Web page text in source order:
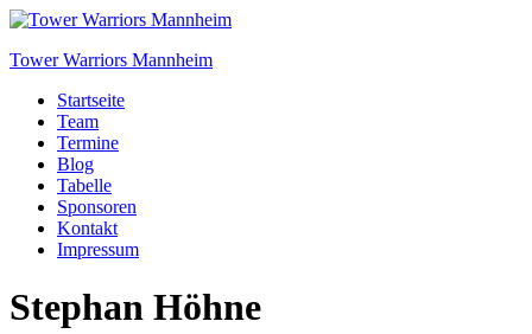
Tower Warriors Mannheim
Startseite
Team
Termine
Blog
Tabelle
Sponsoren
Kontakt
Impressum
Stephan Höhne